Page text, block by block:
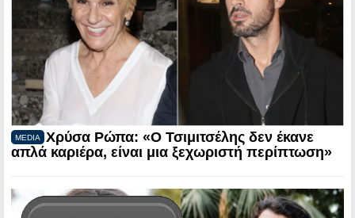
MEDIA
Χρύσα Ρώπα: «Ο Τσιμιτσέλης δεν έκανε
απλά καριέρα, είναι μια ξεχωριστή περίπτωση»